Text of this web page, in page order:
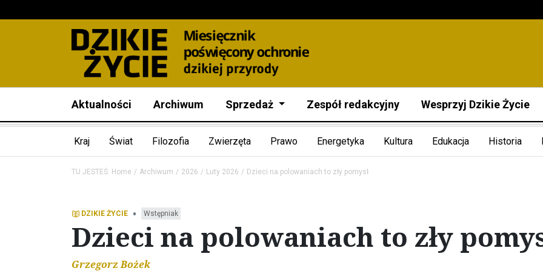
Aktualności Archiwum Sprzedaż Zespół redakcyjny Wesprzyj Dzikie Życie
Kraj Świat Filozofia Zwierzęta Prawo Energetyka Kultura Edukacja Historia
TU JESTEŚ: Home Archiwum 2026 Luty 2026 Dzieci na polowaniach to zły pomysł
DZIKIE ŻYCIE • Wstępniak
Dzieci na polowaniach to zły
Grzegorz Bożek